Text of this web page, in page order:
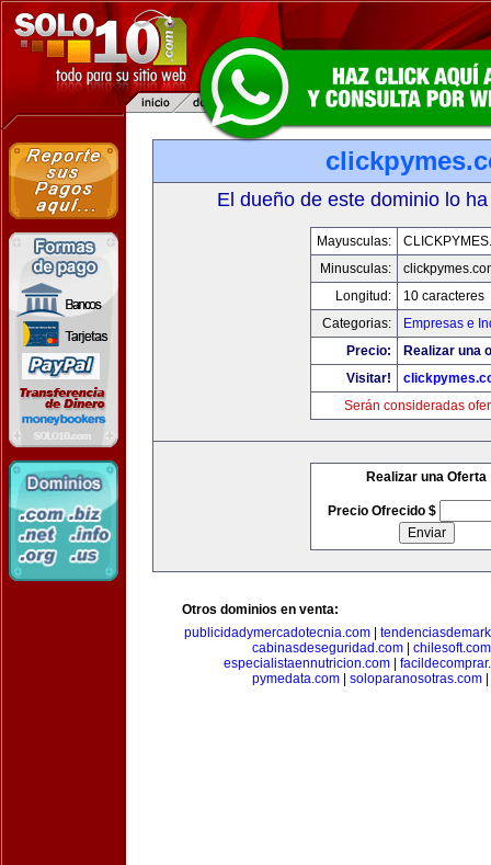
El dueño de este dominio lo
Mayusculas:
Minusculas:
Longitud:
10 caracteres
Categorias:
Empresas e
Precio:
Realizar una
Visitar!
Serán consideradas
Realizar una Oferta
Precio Ofrecido $
Otros dominios en venta:
publicidadymercadotecnia.com|
cabinasdeseguridad.com| chilesoft.com
especialistaennutricion.com|
pymedata.com
soloparanosotras.com